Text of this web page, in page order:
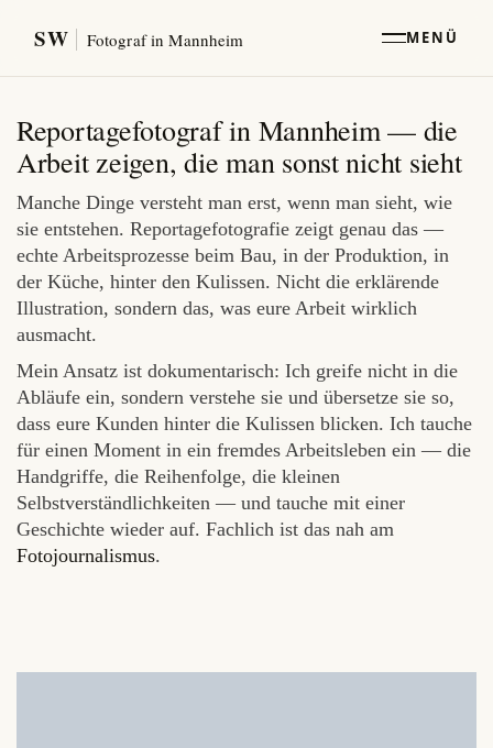
SW Fotograf in Mannheim MENÜ
Reportagefotograf in Mannheim — die
Arbeit zeigen, die man sonst nicht sieht
Manche Dinge versteht man erst, wenn man sieht, wie
sie entstehen. Reportagefotografie zeigt genau das —
echte Arbeitsprozesse beim Bau, in der Produktion, in
der Küche, hinter den Kulissen. Nicht die erklärende
Illustration, sondern das, was eure Arbeit wirklich
ausmacht.
Mein Ansatz ist dokumentarisch: Ich greife nicht in die
Abläufe ein, sondern verstehe sie und übersetze sie so,
dass eure Kunden hinter die Kulissen blicken. Ich tauche
für einen Moment in ein fremdes Arbeitsleben ein — die
Handgriffe, die Reihenfolge, die kleinen
Selbstverständlichkeiten — und tauche mit einer
Geschichte wieder auf. Fachlich ist das nah am
Fotojournalismus.